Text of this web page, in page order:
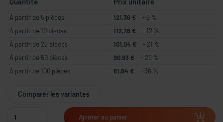
À partir de 5 pièces 121,36 €
- 5 %
À partir de 10 pièces
112,26 €
- 12 %
À partir de 25 pièces
101,04 €
- 21 %
À partir de 50 pièces
90,93 €
- 29 %
À partir de 100 pièces
81,84 € - 36 %
Comparer les variantes
Ajouter au panier